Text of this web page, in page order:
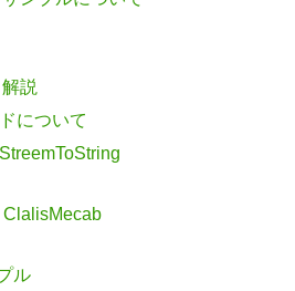
説
について
ル